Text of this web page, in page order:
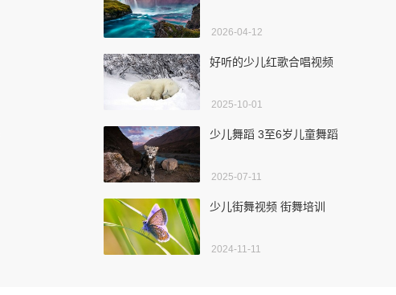
2026-04-12
好听的少儿红歌合唱视频
2025-10-01
少儿舞蹈 3至6岁儿童舞蹈
2025-07-11
少儿街舞视频 街舞培训
2024-11-11